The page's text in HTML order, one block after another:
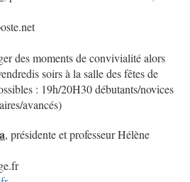
des moments de convivialité alors
soirs à la salle des fêtes de
: 19h/20H30 débutants/novices
avancés)
, présidente et professeur Hélène